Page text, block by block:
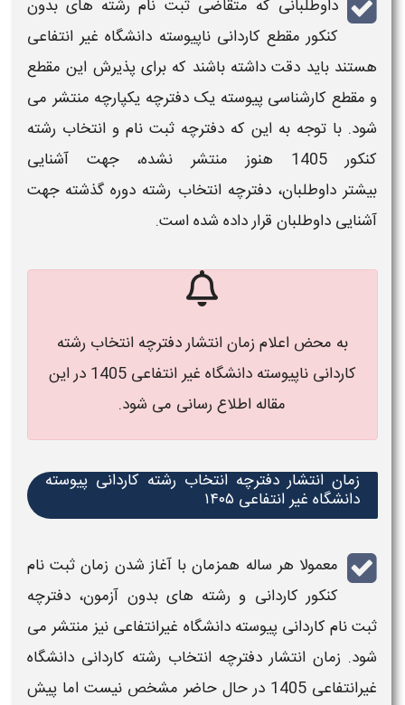
داوطلبانی که متقاضیثبت نام رشته های بدون
کنکور مقطع کاردانی ناپیوسته دانشگاه غیر انتفاعی
هستند باید دقت داشته باشند که برای پذیرش این مقطع
و مقطع کارشناسی پیوسته یکدفترچه یکپارچه منتشر می
شود. با توجه به این که دفترچه ثبت نام و انتخاب رشته
کنکور 1405
هنوز منتشر نشده، جهت آشنایی
بیشتر داوطلبان،دفترچه انتخاب رشته دوره گذشته جهت
آشنایی داوطلبان قرار داده شده است.
به محض اعلام زمان انتشار دفترچه انتخاب رشته
کاردانی ناپیوسته دانشگاه غیر انتفاعی 1405 در این
مقاله اطلاع رسانی می شود.
زمان انتشار دفترچه انتخاب رشته کاردانی پیوسته
دانشگاه غیر انتفاعی ۱۴۰۵
معمولا هر ساله همزمان با آغاز شدن زمان ثبت نام
کنکور کاردانی و رشته های بدون آزمون، دفترچه
ثبت نام کاردانی پیوسته دانشگاه غیرانتفاعی نیز منتشر می
شود. زمان انتشار دفترچه انتخاب رشته کاردانی دانشگاه
غیرانتفاعی 1405
در حال حاضر مشخص نیست اما پیش